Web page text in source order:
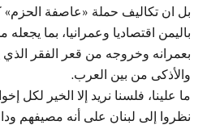
بل ان تكاليف حملة «عاصفة
باليمن اقتصاديا وعمرانيا، بما يجعله
بعمرانه وخروجه من قعر الفقر
والأذكى من بين العرب.
ما علينا، فلسنا نريد إلا الخير لكل
نظروا إلى لبنان على أنه مصيفهم